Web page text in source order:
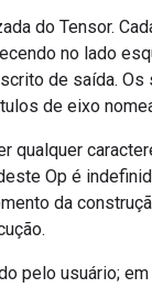
do Tensor.
no lado
de saída.
de eixo
qualquer
Op é
da
pelo usuário;